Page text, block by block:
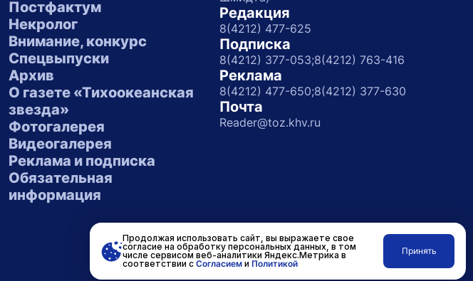
Постфактум
Некролог
Внимание, конкурс
Спецвыпуски
Архив
О газете «Тихоокеанская
звезда»
Фотогалерея
Видеогалерея
Реклама и подписка
Обязательная
информация
Редакция
8(4212) 477-625
Подписка
8(4212) 377-053;8(4212) 763-416
Реклама
8(4212) 477-650;8(4212) 377-630
Почта
Reader@toz.khv.ru
Разработано вRASA
Продолжая использовать сайт, вы выражаете свое
согласие на обработку персональных данных, в том
числе сервисом веб-аналитики Яндекс.Метрика в
соответствии с Согласиеми Политикой
Принять